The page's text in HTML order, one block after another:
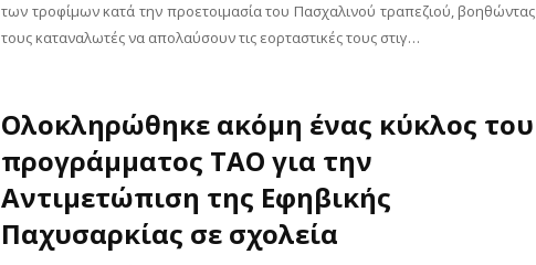
των τροφίμων κατά την προετοιμασία του Πασχαλινού τραπεζιού, βοηθώντας
τους καταναλωτές να απολαύσουν τις εορταστικές τους στιγ…
Ολοκληρώθηκε ακόμη ένας κύκλος του
προγράμματος TAO για την
Αντιμετώπιση της Εφηβικής
Παχυσαρκίας σε σχολεία